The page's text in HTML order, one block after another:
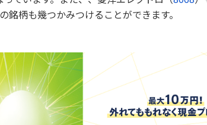
銘柄も幾つかみつけることができます。